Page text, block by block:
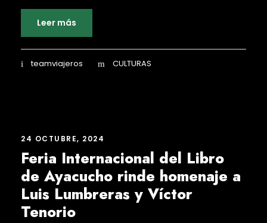
Leer más
teamviajeros CULTURAS
24 OCTUBRE, 2024
Feria Internacional del Libro
de Ayacucho rinde homenaje a
Luis Lumbreras y Víctor
Tenorio